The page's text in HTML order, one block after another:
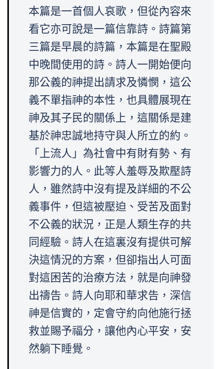
本篇是一首個人哀歌，但從內容來
看它亦可說是一篇信靠詩。詩篇第
三篇是早晨的詩篇，本篇是在聖殿
中晚間使用的詩。詩人一開始便向
那公義的神提出請求及憐憫，這公
義不單指神的本性，也具體展現在
神及其子民的關係上，這關係是建
基於神忠誠地持守與人所立的約。
「上流人」為社會中有財有勢、有
影響力的人。此等人羞辱及欺壓詩
人，雖然詩中沒有提及詳細的不公
義事件，但這被壓迫、受苦及面對
不公義的狀況，正是人類生存的共
同經驗。詩人在這裏沒有提供可解
決這情況的方案，但卻指出人可面
對這困苦的治療方法，就是向神發
出禱告。詩人向耶和華求告，深信
神是信實的，定會守約向他施行拯
救並賜予福分，讓他內心平安，安
然躺下睡覺。